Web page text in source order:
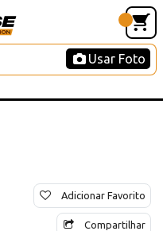
Usar Foto
Adicionar Favorito
Compartilhar